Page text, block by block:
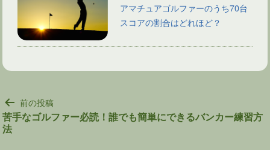
アマチュアゴルファーのうち70台
スコアの割合はどれほど？
投
稿
ナ
前の投稿
苦手なゴルファー必読！誰でも簡単にできるバンカー練習方
法